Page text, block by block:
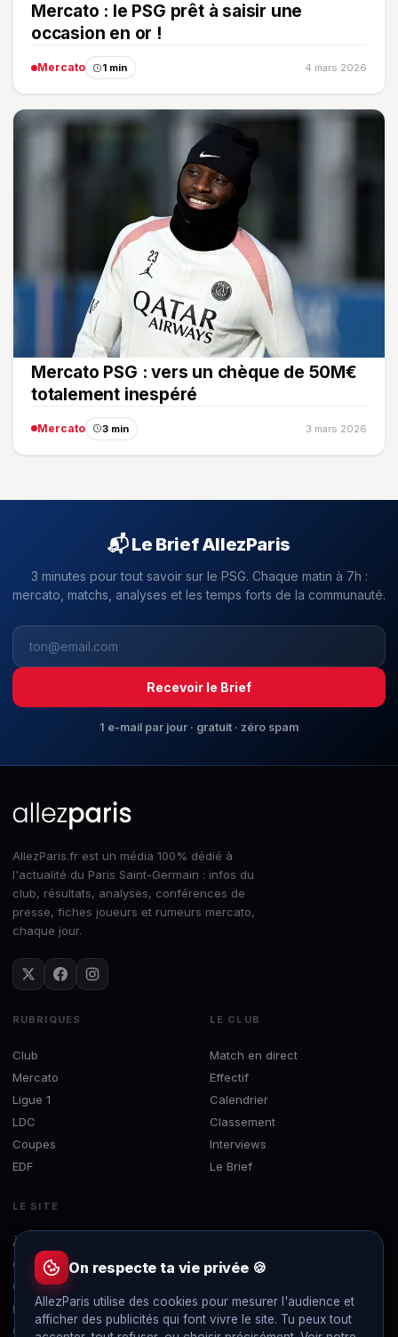
Mercato : le PSG prêt à saisir une
occasion en or !
Mercato 1 min 4 mars 2026
Mercato PSG : vers un chèque de 50M€
totalement inespéré
Mercato 3 min 3 mars 2026
📬 Le Brief AllezParis
3 minutes pour tout savoir sur le PSG. Chaque matin à 7h :
mercato, matchs, analyses et les temps forts de la communauté.
Recevoir le Brief
1 e-mail par jour · gratuit · zéro spam
AllezParis.fr est un média 100% dédié à
l'actualité du Paris Saint-Germain : infos du
club, résultats, analyses, conférences de
presse, fiches joueurs et rumeurs mercato,
chaque jour.
RUBRIQUES
Club
Mercato
Ligue 1
LDC
Coupes
EDF
LE CLUB
Match en direct
Effectif
Calendrier
Classement
Interviews
Le Brief
LE SITE
À propos
Concours
Contact
Mentions légales
Confidentialité
On respecte ta vie privée 🍪
AllezParis utilise des cookies pour mesurer l'audience et
afficher des publicités qui font vivre le site. Tu peux tout